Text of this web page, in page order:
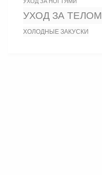
УХОД ЗА ТЕЛОМ
ХОЛОДНЫЕ ЗАКУСКИ